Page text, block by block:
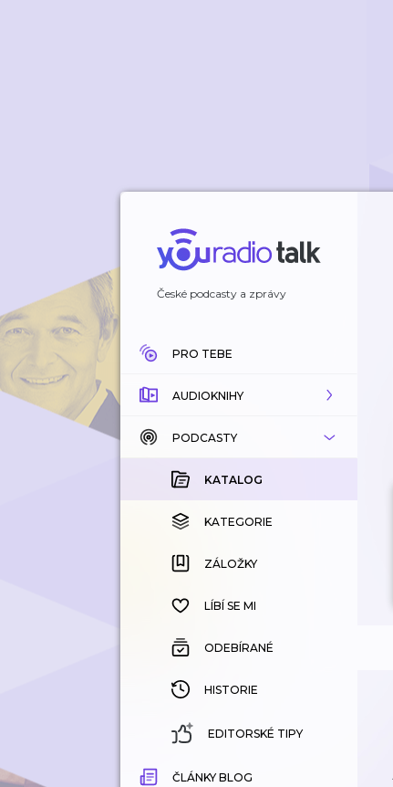
České podcasty a zprávy
PRO TEBE
AUDIOKNIHY
KATALOG
KOUPENÉ
KATEGORIE
ZÁLOŽKY
HISTORIE
PODCASTY
KATALOG
KATEGORIE
ZÁLOŽKY
LÍBÍ SE MI
ODEBÍRANÉ
HISTORIE
EDITORSKÉ TIPY
ČLÁNKY BLOG